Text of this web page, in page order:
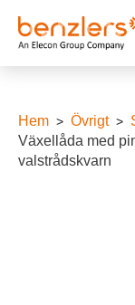
Hem Övrigt
Växellåda med
valstrådskvarn